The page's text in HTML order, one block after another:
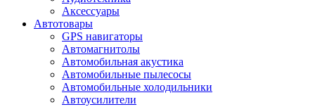
Аксессуары
Автотовары
GPS навигаторы
Автомагнитолы
Автомобильная акустика
Автомобильные пылесосы
Автомобильные холодильники
Автоусилители